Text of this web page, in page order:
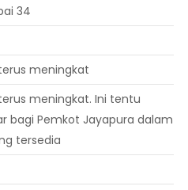
34
meningkat
meningkat. Ini tentu
bagi Pemkot Jayapura dalam
tersedia